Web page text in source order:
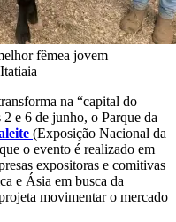
fêmea jovem
na “capital do
e 6 de junho, o Parque da
(Exposição Nacional da
o evento é realizado em
expositoras e comitivas
e Ásia em busca da
movimentar o mercado